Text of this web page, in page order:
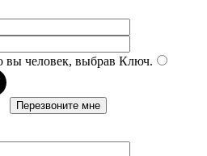
вы человек, выбрав Ключ.